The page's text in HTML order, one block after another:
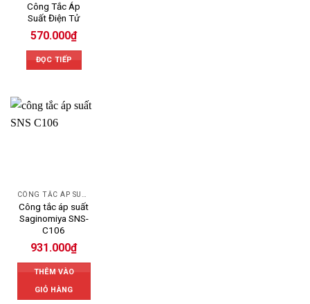
Công Tắc Áp
Suất Điện Tử
570.000₫
ĐỌC TIẾP
CÔNG TẮC ÁP SUẤT SAGINOMIYA
Công tắc áp suất
Saginomiya SNS-
C106
931.000₫
THÊM VÀO
GIỎ HÀNG